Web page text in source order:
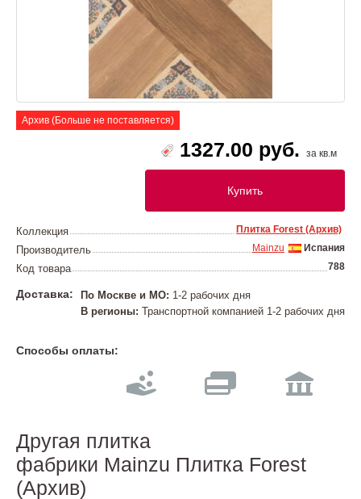
Архив (Больше не поставляется)
1327.00 руб. за кв.м
Купить
Коллекция Плитка Forest (Архив)
Производитель Испания
Mainzu
Код товара 788
Доставка: По Москве и МО: 1-2 рабочих дня
В регионы: Транспортной компанией 1-2 рабочих дня
Способы оплаты:
Другая плитка
фабрики Mainzu Плитка Forest
(Архив)